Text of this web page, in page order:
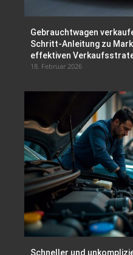
Gebrauchtwagen
Schritt-Anleitung zu
effektiven
18. Februar 2026
Schneller und